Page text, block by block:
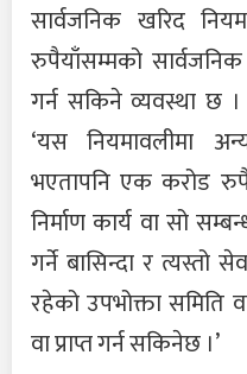
सार्वजनिक खरिद
रुपैयाँसम्मको
गर्न सकिने व्यवस्था छ
‘यस नियमावलीमा
भएतापनि एक करोड
निर्माण कार्य वा सो
गर्ने बासिन्दा र त्यस्तो
रहेको उपभोक्ता समिति
वा प्राप्त गर्न सकिनेछ ।’